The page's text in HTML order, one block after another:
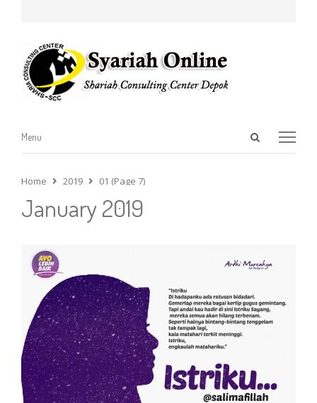
Open
Menu
Menu
Home 2019 01 (Page 7)
January 2019